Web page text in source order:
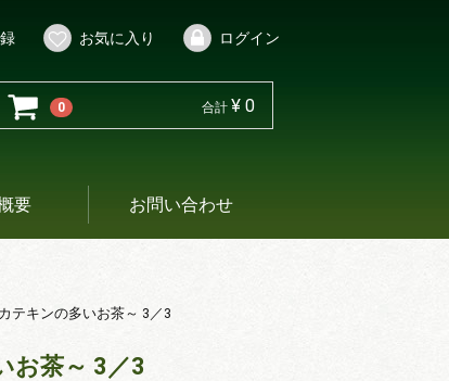
0 合計 ¥ 0
お気に入り ログイン
要 お問い合わせ
テキンの多いお茶～ 3／3
お茶～ 3／3